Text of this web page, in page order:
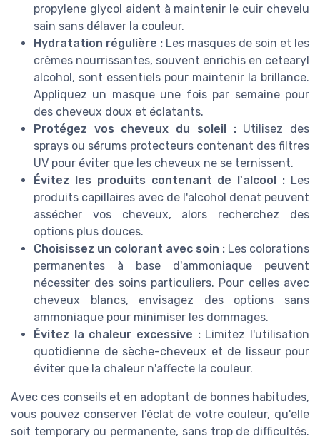
propylene glycol aident à maintenir le cuir chevelu
sain sans délaver la couleur.
Hydratation régulière : Les masques de soin et les
crèmes nourrissantes, souvent enrichis en cetearyl
alcohol, sont essentiels pour maintenir la brillance.
Appliquez un masque une fois par semaine pour
des cheveux doux et éclatants.
Protégez vos cheveux du soleil :Utilisez des
sprays ou sérums protecteurs contenant des filtres
UV pour éviter que les cheveux ne se ternissent.
Évitez les produits contenant de l'alcool : Les
produits capillaires avec de l'alcohol denat peuvent
assécher vos cheveux, alors recherchez des
options plus douces.
Choisissez un colorant avec soin : Les colorations
permanentes à base d'ammoniaque peuvent
nécessiter des soins particuliers. Pour celles avec
cheveux blancs, envisagez des options sans
ammoniaque pour minimiser les dommages.
Évitez la chaleur excessive :Limitez l'utilisation
quotidienne de sèche-cheveux et de lisseur pour
éviter que la chaleur n'affecte la couleur.
Avec ces conseils et en adoptant de bonnes habitudes,
vous pouvez conserver l'éclat de votre couleur, qu'elle
soit temporary ou permanente, sans trop de difficultés.